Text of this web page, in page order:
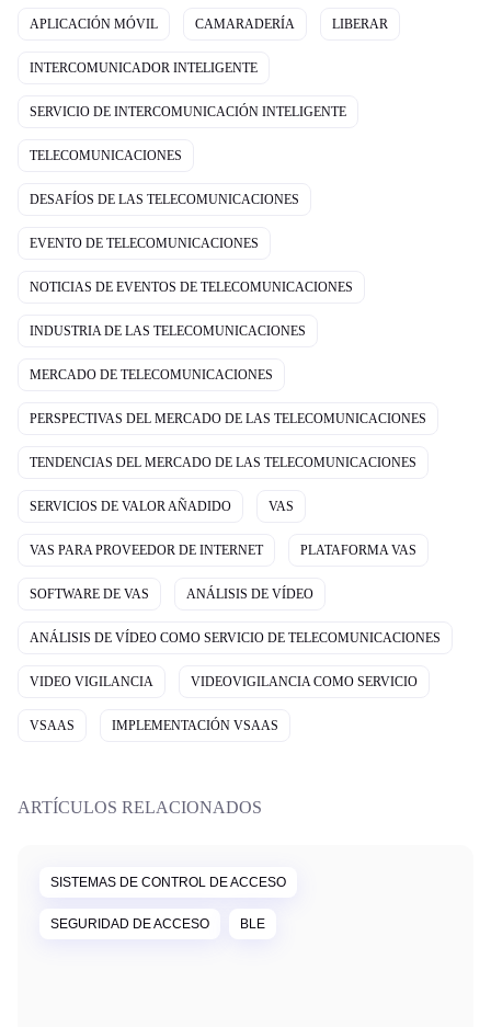
APLICACIÓN MÓVIL CAMARADERÍA LIBERAR
INTERCOMUNICADOR INTELIGENTE
SERVICIO DE INTERCOMUNICACIÓN INTELIGENTE
TELECOMUNICACIONES
DESAFÍOS DE LAS TELECOMUNICACIONES
EVENTO DE TELECOMUNICACIONES
NOTICIAS DE EVENTOS DE TELECOMUNICACIONES
INDUSTRIA DE LAS TELECOMUNICACIONES
MERCADO DE TELECOMUNICACIONES
PERSPECTIVAS DEL MERCADO DE LAS TELECOMUNICACIONES
TENDENCIAS DEL MERCADO DE LAS TELECOMUNICACIONES
SERVICIOS DE VALOR AÑADIDO VAS
VAS PARA PROVEEDOR DE INTERNET PLATAFORMA VAS
SOFTWARE DE VAS ANÁLISIS DE VÍDEO
ANÁLISIS DE VÍDEO COMO SERVICIO DE TELECOMUNICACIONES
VIDEO VIGILANCIA VIDEOVIGILANCIA COMO SERVICIO
VSAAS IMPLEMENTACIÓN VSAAS
ARTÍCULOS RELACIONADOS
SISTEMAS DE CONTROL DE ACCESO
SEGURIDAD DE ACCESO BLE